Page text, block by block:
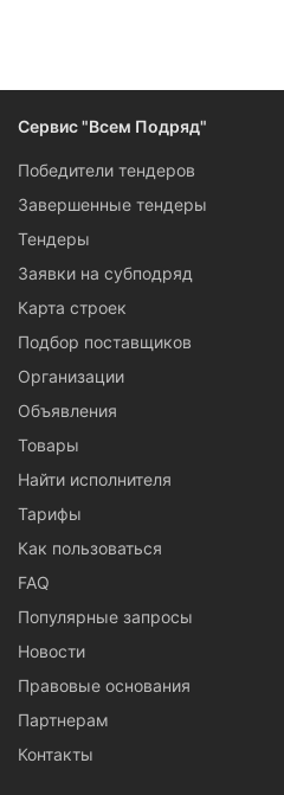
Сервис "Всем Подряд"
Победители тендеров
Завершенные тендеры
Тендеры
Заявки на субподряд
Карта строек
Подбор поставщиков
Организации
Объявления
Товары
Найти исполнителя
Тарифы
Как пользоваться
FAQ
Популярные запросы
Новости
Правовые основания
Партнерам
Контакты